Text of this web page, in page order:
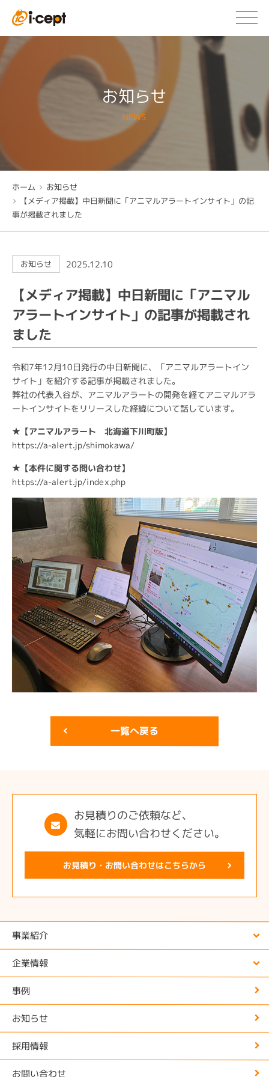
お知らせ
NEWS
ホーム お知らせ
【メディア掲載】中日新聞に「アニマルアラートインサイト」の記
事が掲載されました
お知らせ 2025.12.10
【メディア掲載】中日新聞に「アニマル
アラートインサイト」の記事が掲載され
ました
令和7年12月10日発行の中日新聞に、「アニマルアラートイン
サイト」を紹介する記事が掲載されました。
弊社の代表入谷が、アニマルアラートの開発を経てアニマルアラ
ートインサイトをリリースした経緯について話しています。
★【アニマルアラート 北海道下川町版】
https://a-alert.jp/shimokawa/
★【本件に関する問い合わせ】
https://a-alert.jp/index.php
一覧へ戻る
お見積りのご依頼など、
気軽にお問い合わせください。
お見積り・お問い合わせはこちらから
事業紹介
企業情報
事例
お知らせ
採用情報
お問い合わせ